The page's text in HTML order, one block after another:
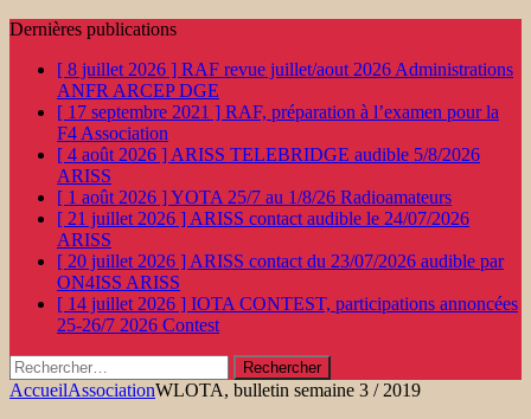
Dernières publications
[ 8 juillet 2026 ] RAF revue juillet/aout 2026 Administrations
ANFR ARCEP DGE
[ 17 septembre 2021 ] RAF, préparation à l’examen pour la
F4 Association
[ 4 août 2026 ] ARISS TELEBRIDGE audible 5/8/2026
ARISS
[ 1 août 2026 ]YOTA 25/7 au 1/8/26 Radioamateurs
[ 21 juillet 2026 ] ARISS contact audible le 24/07/2026
ARISS
[ 20 juillet 2026 ] ARISS contact du 23/07/2026 audible par
ON4ISS ARISS
[ 14 juillet 2026 ] IOTA CONTEST, participations annoncées
25-26/7 2026 Contest
Rechercher :
AccueilAssociationWLOTA, bulletin semaine 3 / 2019